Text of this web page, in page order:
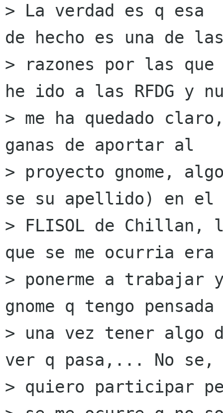
> La verdad es q esa
de hecho es una de
> razones por las
he ido a las RFDG y
> me ha quedado
ganas de aportar al
> proyecto gnome,
se su apellido) en el
> FLISOL de Chillan,
que se me ocurria era
> ponerme a trabajar
gnome q tengo pensada
> una vez tener algo
ver q pasa,... No se,
> quiero participar